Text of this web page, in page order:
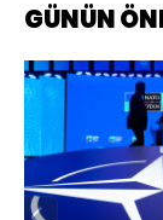
GÜNÜN